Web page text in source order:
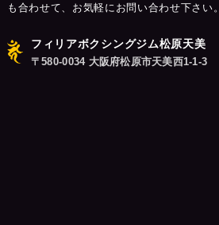
も合わせて、お気軽にお問い合わせ下さい。
フィリアボクシングジム松原天美
〒580-0034 大阪府松原市天美西1-1-3